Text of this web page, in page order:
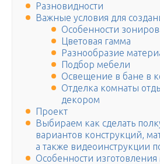
Разновидности
Важные условия для
Особенности
Цветовая гамма
Разнообразие
Подбор мебели
Освещение в бане в
Отделка комнаты
декором
Проект
Выбираем как сделать
вариантов конструкций,
а также видеоинструкции
Особенности